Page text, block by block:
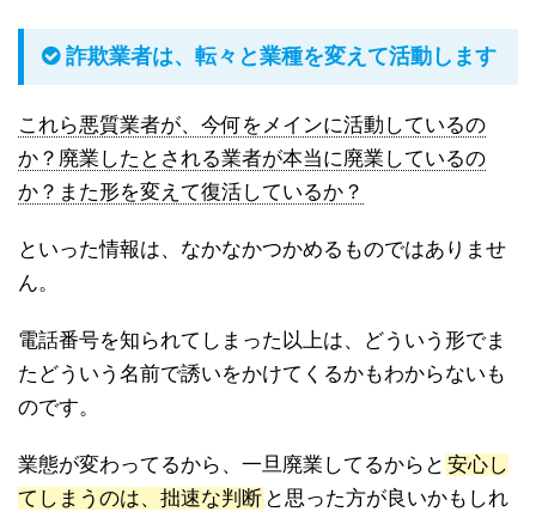
詐欺業者は、転々と業種を変えて活動します
これら悪質業者が、今何をメインに活動しているの
か？廃業したとされる業者が本当に廃業しているの
か？また形を変えて復活しているか？
といった情報は、なかなかつかめるものではありませ
ん。
電話番号を知られてしまった以上は、どういう形でま
たどういう名前で誘いをかけてくるかもわからないも
のです。
業態が変わってるから、一旦廃業してるからと 安心し
てしまうのは、拙速な判断 と思った方が良いかもしれ